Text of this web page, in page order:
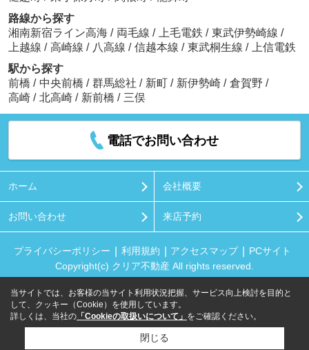
路線から探す
湘南新宿ライン高海 / 両毛線 / 上毛電鉄 / 東武伊勢崎線 /
上越線 / 高崎線 / 八高線 / 信越本線 / 東武桐生線 /
上信電鉄
駅から探す
前橋 / 中央前橋 / 群馬総社 / 新町 / 新伊勢崎 / 倉賀野 /
高崎 / 北高崎 / 新前橋 / 三俣
電話でお問い合わせ
ホーム 会社概要
お問い合わせ 来店予約
プライバシーポリシー 利用規約 アクセスマップ
PCサイト
Copyright(c) クリア不動産 All rights reserved.
当サイトでは、お客様の当サイト利用状況把握、サービス向上検討を目的と
して、クッキー（Cookie）を使用しています。
詳しくは、当社の 「Cookieの取扱いについて」 をご確認ください。
閉じる